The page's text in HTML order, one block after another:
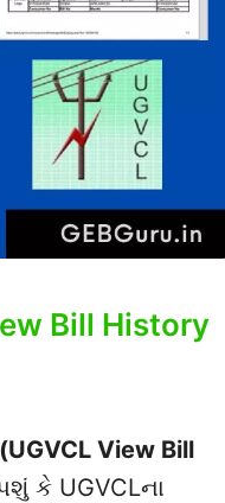
Bill History
(UGVCL View Bill
કે UGVCLના